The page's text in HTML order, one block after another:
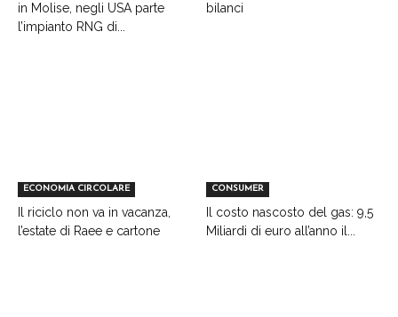
in Molise, negli USA parte
l’impianto RNG di...
bilanci
ECONOMIA CIRCOLARE
Il riciclo non va in vacanza,
l’estate di Raee e cartone
CONSUMER
Il costo nascosto del gas: 9,5
Miliardi di euro all’anno il...